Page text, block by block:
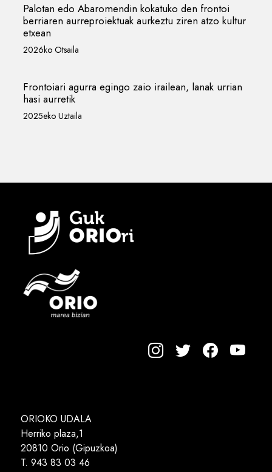
Palotan edo Abaromendin kokatuko den frontoi
berriaren aurreproiektuak aurkeztu ziren atzo kultur
etxean
2026ko Otsaila
Frontoiari agurra egingo zaio irailean, lanak urrian
hasi aurretik
2025eko Uztaila
ORIOKO UDALA
Herriko plaza,1
20810 Orio (Gipuzkoa)
T. 943 83 03 46